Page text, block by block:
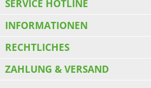
SERVICE HOTLINE
INFORMATIONEN
RECHTLICHES
ZAHLUNG & VERSAND